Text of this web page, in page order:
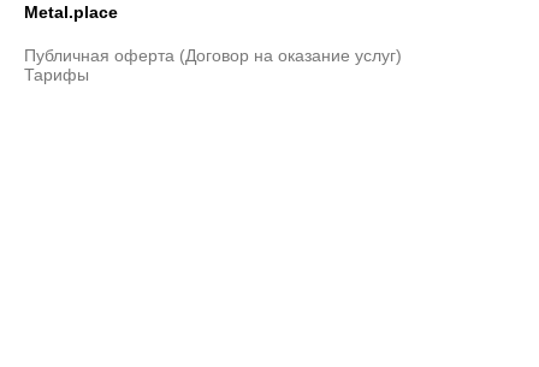
Metal.place
Публичная оферта (Договор на оказание услуг)
Тарифы